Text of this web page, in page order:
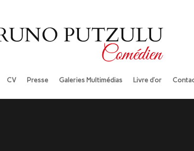
CV Presse Galeries Multimédias Livre d’or